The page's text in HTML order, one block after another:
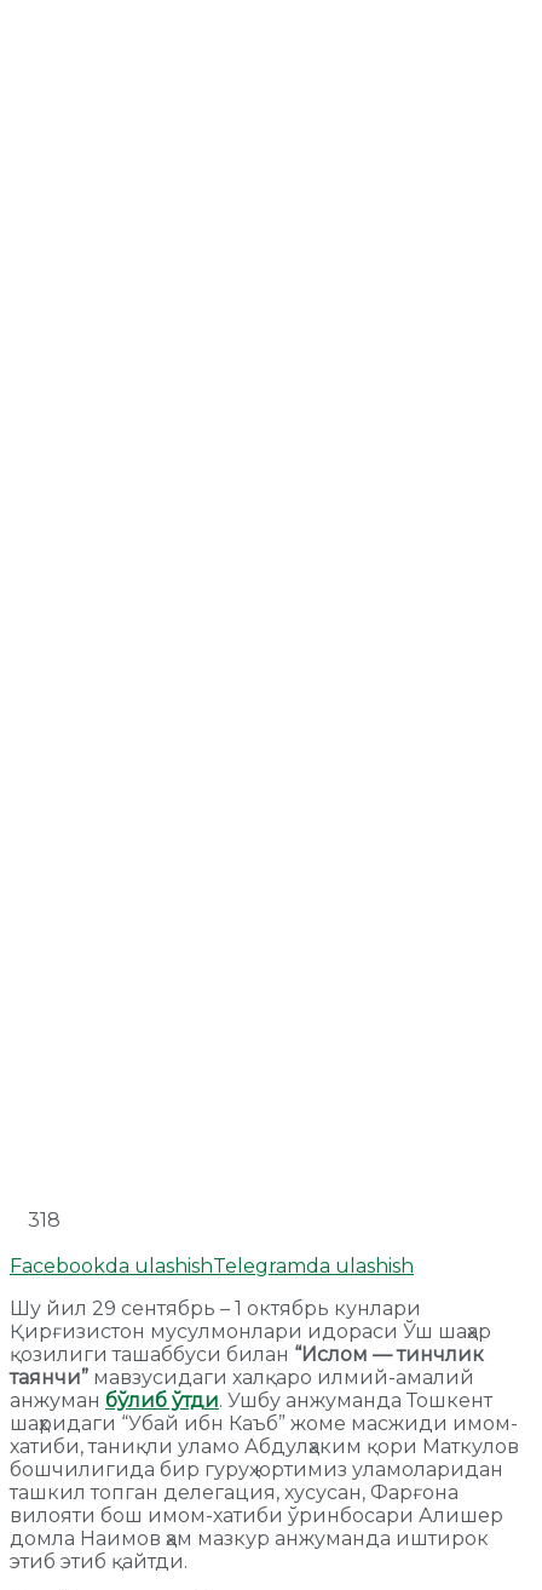
318
Facebookda ulashishTelegramda ulashish
Шу йил 29 сентябрь – 1 октябрь кунлари
Қирғизистон мусулмонлари идораси Ўш шаҳар
қозилиги ташаббуси билан “Ислом — тинчлик
таянчи” мавзусидаги халқаро илмий-амалий
анжуман бўлиб ўтди. Ушбу анжуманда Тошкент
шаҳридаги “Убай ибн Каъб” жоме масжиди имом-
хатиби, таниқли уламо Абдулҳаким қори Маткулов
бошчилигида бир гуруҳ юртимиз уламоларидан
ташкил топган делегация, хусусан, Фарғона
вилояти бош имом-хатиби ўринбосари Алишер
домла Наимов ҳам мазкур анжуманда иштирок
этиб этиб қайтди.